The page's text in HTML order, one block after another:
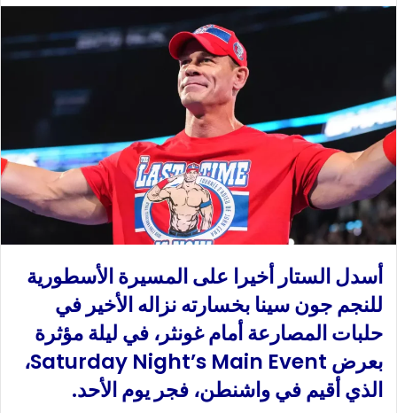
ل
ى
X
ر
ي
د
ا
إ
ل
ك
ت
ر
و
ن
ي
ا
أسدل الستار أخيرا على المسيرة الأسطورية
للنجم جون سينا بخسارته نزاله الأخير في
حلبات المصارعة أمام غونثر، في ليلة مؤثرة
بعرض Saturday Night’s Main Event،
الذي أقيم في واشنطن، فجر يوم الأحد.